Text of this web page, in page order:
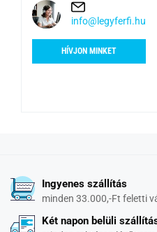
info@legyferfi.hu
HÍVJON MINKET
Ingyenes szállítás
minden 33.000,-Ft feletti
Két napon belüli